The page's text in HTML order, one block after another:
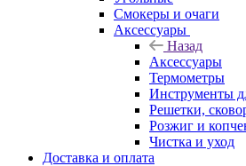
Смокеры и очаги
Аксессуары
Назад
Аксессуары
Термометры
Инструменты
Решетки,
Розжиг и
Чистка и уход
Доставка и оплата